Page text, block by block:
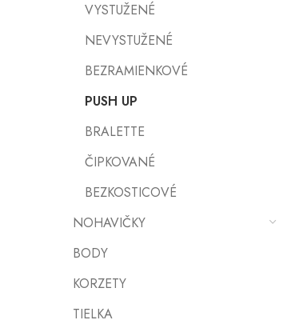
VYSTUŽENÉ
NEVYSTUŽENÉ
BEZRAMIENKOVÉ
PUSH UP
BRALETTE
ČIPKOVANÉ
BEZKOSTICOVÉ
NOHAVIČKY
BODY
KORZETY
TIELKA